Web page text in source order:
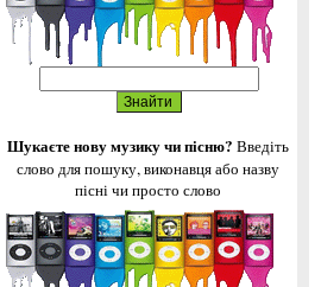
Шукаєте нову музику чи пісню? Введіть
слово для пошуку, виконавця або назву
пісні чи просто слово